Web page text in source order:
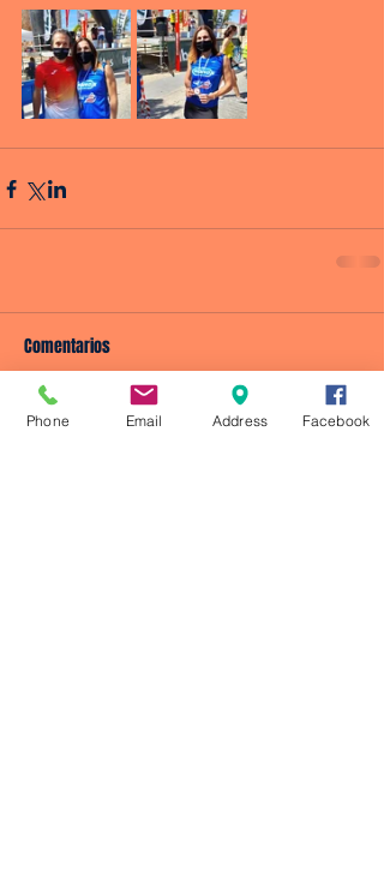
Comentarios
Phone Email Address Facebook